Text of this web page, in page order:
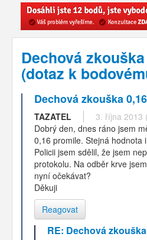
Dechová
(dotaz k
Dechová zkouška
TAZATEL
3. října 2013
Dobrý den, dnes ráno jsem
0,16 promile. Stejná hodnota
Policii jsem sdělil, že jsem
protokolu. Na odběr krve
nyní očekávat?
Děkuji
Reagovat
RE: Dechová